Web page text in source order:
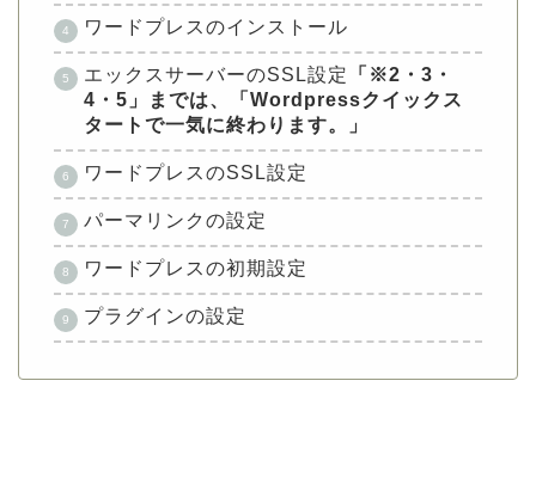
ワードプレスのインストール
エックスサーバーのSSL設定
「※2・3・
4・5」までは、「Wordpressクイックス
タートで一気に終わります。」
ワードプレスのSSL設定
パーマリンクの設定
ワードプレスの初期設定
プラグインの設定